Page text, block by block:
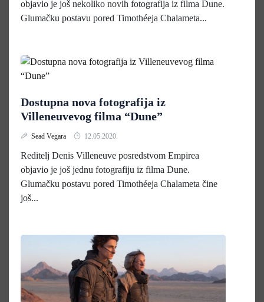
objavio je još nekoliko novih fotografija iz filma Dune.
Glumačku postavu pored Timothéeja Chalameta...
Dostupna nova fotografija iz
Villeneuvevog filma “Dune”
Sead Vegara 12.05.2020.
Reditelj Denis Villeneuve posredstvom Empirea
objavio je još jednu fotografiju iz filma Dune.
Glumačku postavu pored Timothéeja Chalameta čine
još...